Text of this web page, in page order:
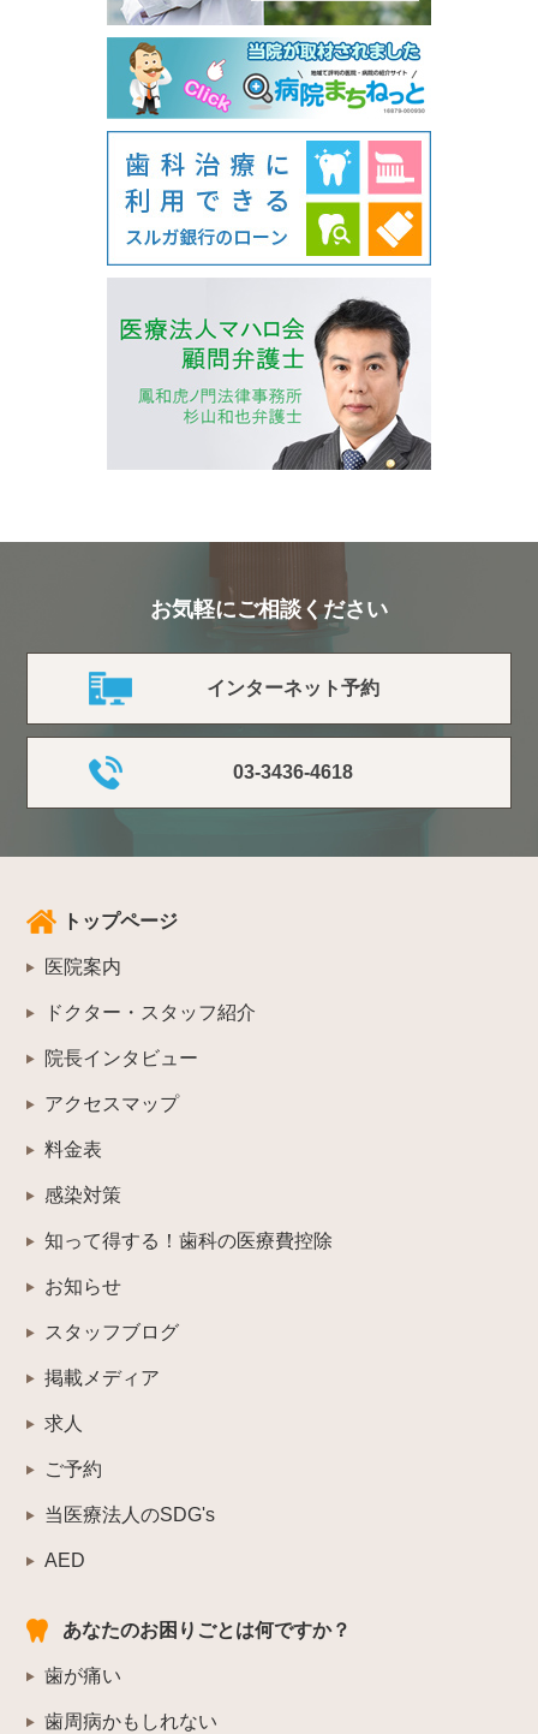
お気軽にご相談ください
インターネット予約
03-3436-4618
トップページ
医院案内
ドクター・スタッフ紹介
院長インタビュー
アクセスマップ
料金表
感染対策
知って得する！歯科の医療費控除
お知らせ
スタッフブログ
掲載メディア
求人
ご予約
当医療法人のSDG's
AED
あなたのお困りごとは何ですか？
歯が痛い
歯周病かもしれない